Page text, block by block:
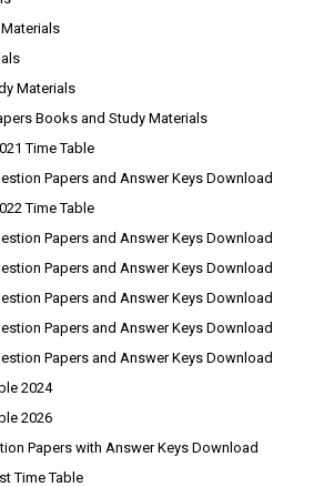
Materials
Books and Study Materials
Time Table
Papers and Answer Keys Download
Time Table
Papers and Answer Keys Download
Papers and Answer Keys Download
Papers and Answer Keys Download
Papers and Answer Keys Download
Papers and Answer Keys Download
2024
2026
Papers with Answer Keys Download
Time Table